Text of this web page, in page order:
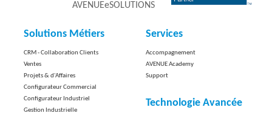
AVENUEeSOLUTIONS
Solutions Métiers
CRM - Collaboration Clients
Ventes
Projets & d'Affaires
Configurateur Commercial
Configurateur Industriel
Gestion Industrielle
Services
Accompagnement
AVENUE Academy
Support
Technologie Avancée